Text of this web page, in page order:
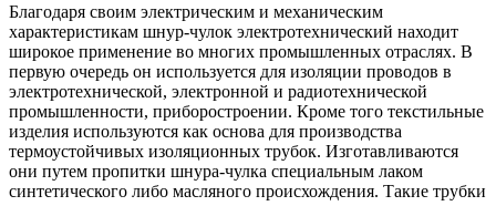
Благодаря своим электрическим и механическим
характеристикам шнур-чулок электротехнический находит
широкое применение во многих промышленных отраслях. В
первую очередь он используется для изоляции проводов в
электротехнической, электронной и радиотехнической
промышленности, приборостроении. Кроме того текстильные
изделия используются как основа для производства
термоустойчивых изоляционных трубок. Изготавливаются
они путем пропитки шнура-чулка специальным лаком
синтетического либо масляного происхождения. Такие трубки